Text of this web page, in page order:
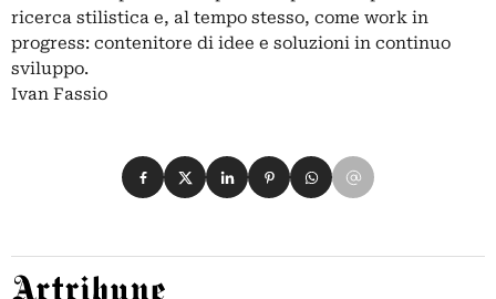
ricerca stilistica e, al tempo stesso, come work in
progress: contenitore di idee e soluzioni in continuo
sviluppo.
Ivan Fassio
Condividi su Facebook
Condividi su X
Condividi su LinkedIn
Condividi su Pinterest
Condividi su WhatsApp
Condividi su Email
Artribune